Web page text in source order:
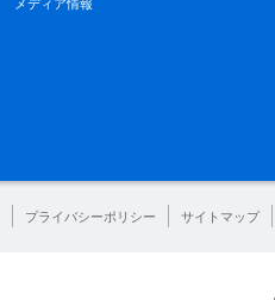
メディア情報
プライバシーポリシー サイトマップ